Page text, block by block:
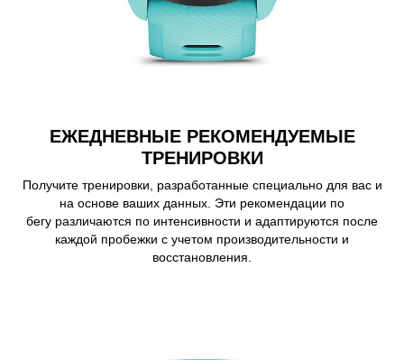
ЕЖЕДНЕВНЫЕ РЕКОМЕНДУЕМЫЕ
ТРЕНИРОВКИ
Получите тренировки, разработанные специально для вас и
на основе ваших данных. Эти рекомендации по
бегу различаются по интенсивности и адаптируются после
каждой пробежки с учетом производительности и
восстановления.